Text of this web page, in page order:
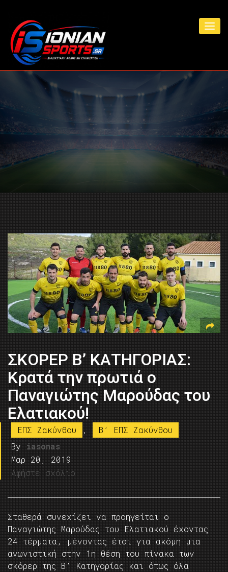
ΣΚΟΡΕΡ Β’ ΚΑΤΗΓΟΡΙΑΣ:
Κρατά την πρωτιά ο
Παναγιώτης Μαρούδας του
Ελατιακού!
ΕΠΣ Ζακύνθου ,
B’ ΕΠΣ Ζακύνθου
By iasonas
Μαρ 20, 2019
Αφήστε σχόλιο
Σταθερά συνεχίζει να προηγείται ο
Παναγιώτης Μαρούδας του Ελατιακού έχοντας
24 τέρματα, μένοντας έτσι για ακόμη μια
αγωνιστική στην 1η θέση του πίνακα των
σκόρερ της Β’ Κατηγορίας και όπως όλα